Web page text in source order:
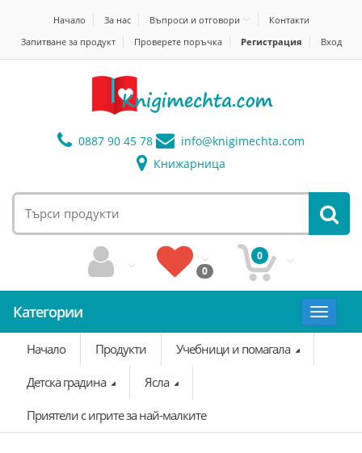
Начало За нас Въпроси и отговори
Контакти
Запитване за продукт
Проверете поръчка Регистрация Вход
0887 90 45 78 info@knigimechta.com
Книжарница
0
0
Категории
Toggle
Начало
Продукти Учебници и помагала
Детска градина Ясла
Приятели с игрите за най-малките